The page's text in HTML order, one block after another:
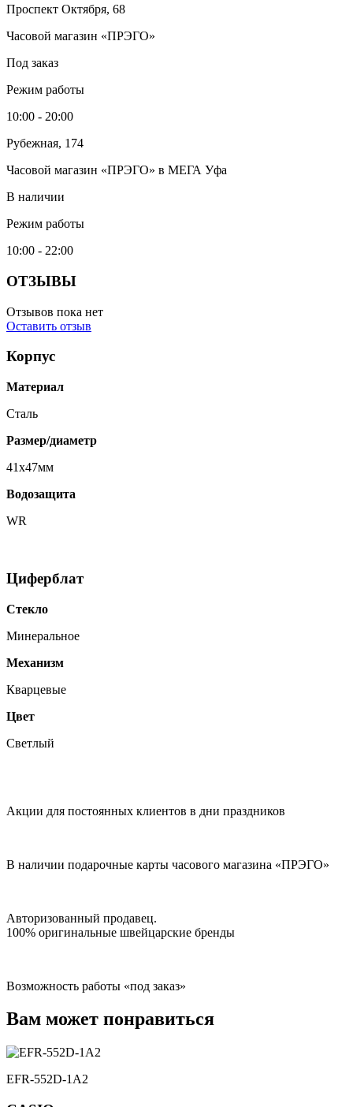
Проспект Октября, 68
Часовой магазин «ПРЭГО»
Под заказ
Режим работы
10:00 - 20:00
Рубежная, 174
Часовой магазин «ПРЭГО» в МЕГА Уфа
В наличии
Режим работы
10:00 - 22:00
ОТЗЫВЫ
Отзывов пока нет
Оставить отзыв
Корпус
Материал
Сталь
Размер/диаметр
41x47мм
Водозащита
WR
Циферблат
Стекло
Минеральное
Механизм
Кварцевые
Цвет
Светлый
Акции для постоянных клиентов в дни праздников
В наличии подарочные карты часового магазина «ПРЭГО»
Авторизованный продавец.
100% оригинальные швейцарские бренды
Возможность работы «под заказ»
Вам может понравиться
EFR-552D-1A2